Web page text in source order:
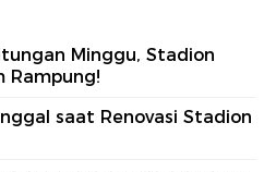
Minggu, Stadion
Rampung!
saat Renovasi Stadion